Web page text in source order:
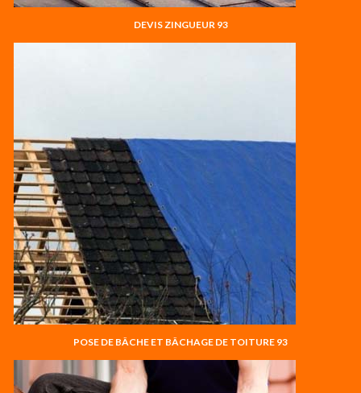
DEVIS ZINGUEUR 93
POSE DE BÂCHE ET BÂCHAGE DE TOITURE 93